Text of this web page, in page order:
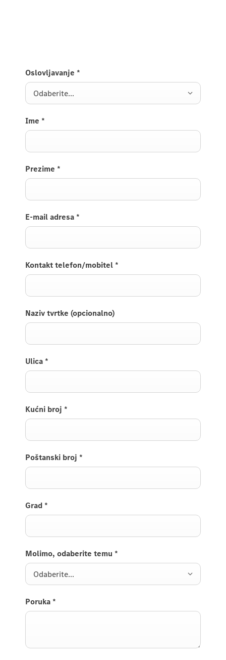
Oslovljavanje *
Odaberite...
Ime *
Prezime *
E-mail adresa *
Kontakt telefon/mobitel *
Naziv tvrtke (opcionalno)
Ulica *
Kućni broj *
Poštanski broj *
Grad *
Molimo, odaberite temu *
Odaberite...
Poruka *